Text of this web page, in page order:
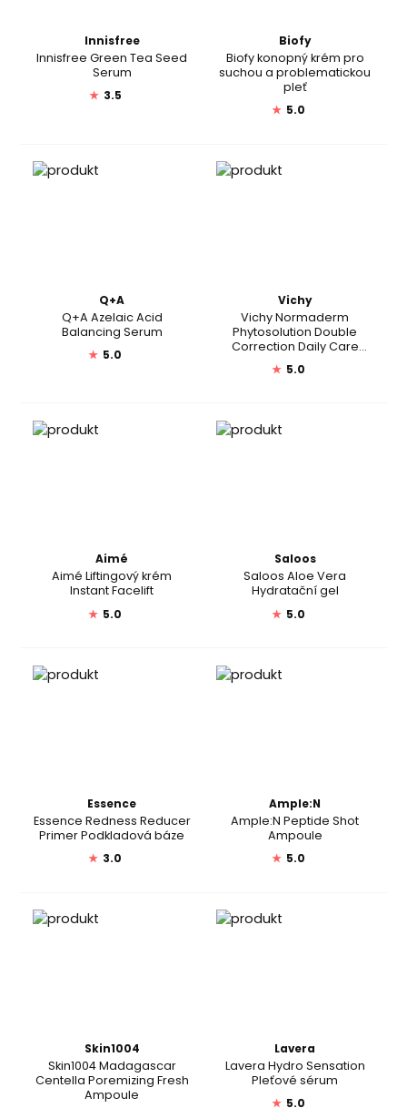
Innisfree
Innisfree Green Tea Seed
Serum
★ 3.5
Biofy
Biofy konopný krém pro
suchou a problematickou
pleť
★ 5.0
Q+A
Q+A Azelaic Acid
Balancing Serum
★ 5.0
Vichy
Vichy Normaderm
Phytosolution Double
Correction Daily Care
★ 5.0
Aimé
Aimé Liftingový krém
Instant Facelift
★ 5.0
Saloos
Saloos Aloe Vera
Hydratační gel
★ 5.0
Essence
Essence Redness Reducer
Primer Podkladová báze
★ 3.0
Ample:N
Ample:N Peptide Shot
Ampoule
★ 5.0
Skin1004
Skin1004 Madagascar
Centella Poremizing Fresh
Ampoule
Lavera
Lavera Hydro Sensation
Pleťové sérum
★ 5.0